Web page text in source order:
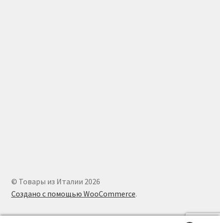
© Товары из Италии 2026
Создано с помощью WooCommerce.